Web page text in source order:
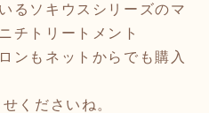
るソキウスシリーズのマ
チトリートメント
ンもネットからでも購入
くださいね。